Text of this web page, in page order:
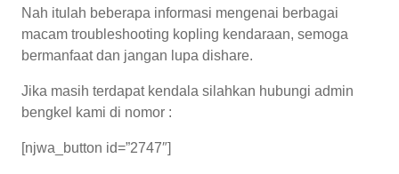
Nah itulah beberapa informasi mengenai berbagai
macam troubleshooting kopling kendaraan, semoga
bermanfaat dan jangan lupa dishare.
Jika masih terdapat kendala silahkan hubungi admin
bengkel kami di nomor :
[njwa_button id=”2747″]